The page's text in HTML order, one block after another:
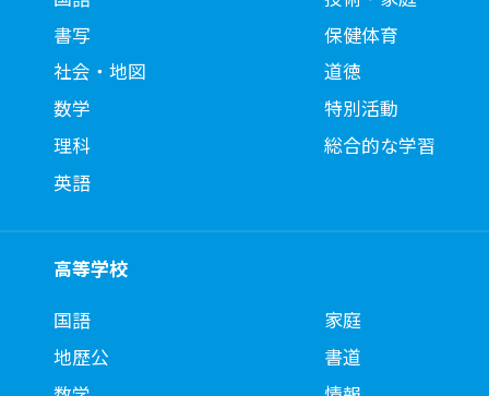
書写
社会・地図
数学
理科
英語
保健体育
道徳
特別活動
総合的な学習
高等学校
国語
地歴公
家庭
書道